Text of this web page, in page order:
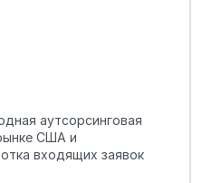
аутсорсинговая
США и
входящих заявок